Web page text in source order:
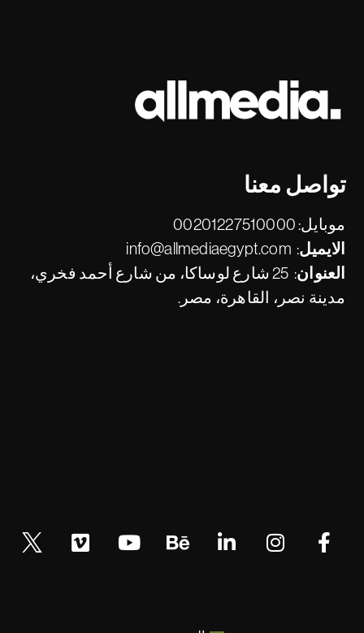
تواصل معنا
موبايل: 00201227510000
الايميل: info@allmediaegypt.com
العنوان:
مدينة نصر، القاهرة، مصر.